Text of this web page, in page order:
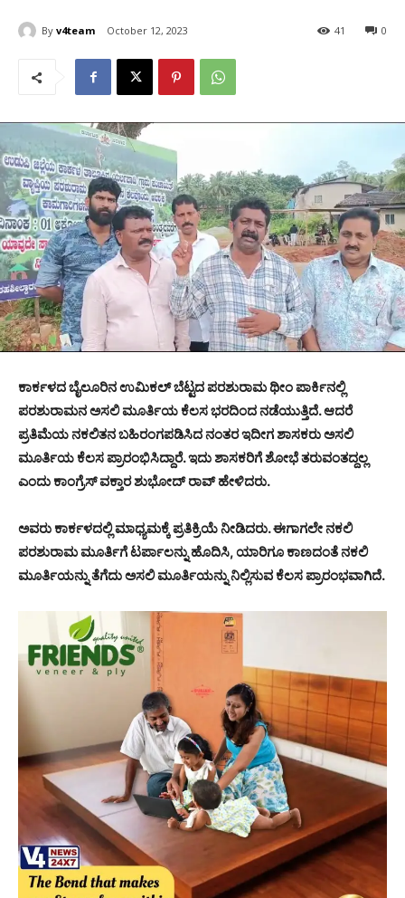
By v4team October 12, 2023 0
41
ಕಾರ್ಕಳದ ಬೈಲೂರಿನ ಉಮಿಕಲ್ ಬೆಟ್ಟದ ಪರಶುರಾಮ ಥೀಂ ಪಾರ್ಕಿನಲ್ಲಿ
ಪರಶುರಾಮನ ಅಸಲಿ ಮೂರ್ತಿಯ ಕೆಲಸ ಭರದಿಂದ ನಡೆಯುತ್ತಿದೆ. ಆದರೆ
ಪ್ರತಿಮೆಯ ನಕಲಿತನ ಬಹಿರಂಗಪಡಿಸಿದ ನಂತರ ಇದೀಗ ಶಾಸಕರು ಅಸಲಿ
ಮೂರ್ತಿಯ ಕೆಲಸ ಪ್ರಾರಂಭಿಸಿದ್ದಾರೆ. ಇದು ಶಾಸಕರಿಗೆ ಶೋಭೆ ತರುವಂತದ್ದಲ್ಲ
ಎಂದು ಕಾಂಗ್ರೆಸ್ ವಕ್ತಾರ ಶುಭೋದ್ ರಾವ್ ಹೇಳಿದರು.
ಅವರು ಕಾರ್ಕಳದಲ್ಲಿ ಮಾಧ್ಯಮಕ್ಕೆ ಪ್ರತಿಕ್ರಿಯೆ ನೀಡಿದರು. ಈಗಾಗಲೇ ನಕಲಿ
ಪರಶುರಾಮ ಮೂರ್ತಿಗೆ ಟರ್ಪಾಲನ್ನು ಹೊದಿಸಿ, ಯಾರಿಗೂ ಕಾಣದಂತೆ ನಕಲಿ
ಮೂರ್ತಿಯನ್ನು ತೆಗೆದು ಅಸಲಿ ಮೂರ್ತಿಯನ್ನು ನಿಲ್ಲಿಸುವ ಕೆಲಸ ಪ್ರಾರಂಭವಾಗಿದೆ.